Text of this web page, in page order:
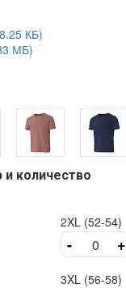
КБ)
МБ)
количество
2XL (52-54)
- +
3XL (56-58)